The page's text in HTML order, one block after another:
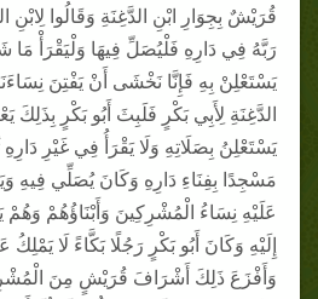
قُرَيْشٌ بِجِوَارِ ابْنِ الدَّغِنَةِ وَقَالُوا لِابْنِ
رَبَّهُ فِي دَارِهِ فَلْيُصَلِّ فِيهَا وَلْيَقْرَأْ مَا
يَسْتَعْلِنْ بِهِ فَإِنَّا نَخْشَى أَنْ يَفْتِنَ
الدَّغِنَةِ لِأَبِي بَكْرٍ فَلَبِثَ أَبُو بَكْرٍ بِذَلِكَ
يَسْتَعْلِنُ بِصَلَاتِهِ وَلَا يَقْرَأُ فِي غَيْرِ دَارِهِ
مَسْجِدًا بِفِنَاءِ دَارِهِ وَكَانَ يُصَلِّي فِيهِ
عَلَيْهِ نِسَاءُ الْمُشْرِكِينَ وَأَبْنَاؤُهُمْ
إِلَيْهِ وَكَانَ أَبُو بَكْرٍ رَجُلًا بَكَّاءً لَا يَمْلِكُ
وَأَفْزَعَ ذَلِكَ أَشْرَافَ قُرَيْشٍ مِنَ